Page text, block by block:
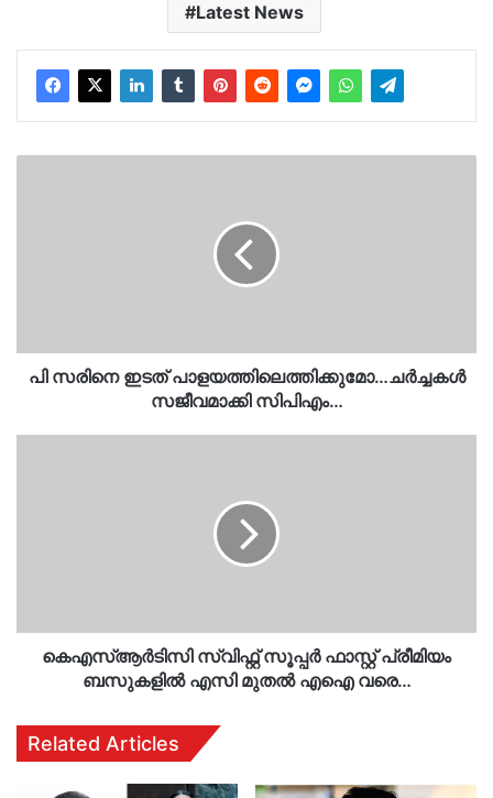
Latest News
പി സരിനെ ഇടത് പാളയത്തിലെത്തിക്കുമോ…ചര്‍ച്ചകള്‍
സജീവമാക്കി സിപിഎം…
എഐ
വരെ…കെഎസ്ആർടിസി സ്വിഫ്റ്റ് സൂപ്പര്‍ ഫാസ്റ്റ് പ്രീമിയം
ബസുകളിൽ എസി മുതൽ എഐ വരെ…
Related Articles